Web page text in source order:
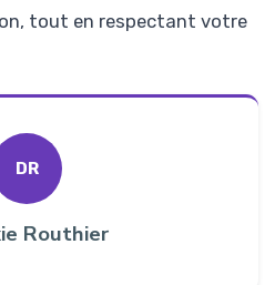
tout en respectant votre
DR
Routhier